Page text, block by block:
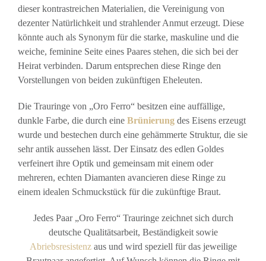
dieser kontrastreichen Materialien, die Vereinigung von
dezenter Natürlichkeit und strahlender Anmut erzeugt. Diese
könnte auch als Synonym für die starke, maskuline und die
weiche, feminine Seite eines Paares stehen, die sich bei der
Heirat verbinden. Darum entsprechen diese Ringe den
Vorstellungen von beiden zukünftigen Eheleuten.
Die Trauringe von „Oro Ferro“ besitzen eine auffällige,
dunkle Farbe, die durch eine Brünierung des Eisens erzeugt
wurde und bestechen durch eine gehämmerte Struktur, die sie
sehr antik aussehen lässt. Der Einsatz des edlen Goldes
verfeinert ihre Optik und gemeinsam mit einem oder
mehreren, echten Diamanten avancieren diese Ringe zu
einem idealen Schmuckstück für die zukünftige Braut.
Jedes Paar „Oro Ferro“ Trauringe zeichnet sich durch
deutsche Qualitätsarbeit, Beständigkeit sowie
Abriebsresistenzaus und wird speziell für das jeweilige